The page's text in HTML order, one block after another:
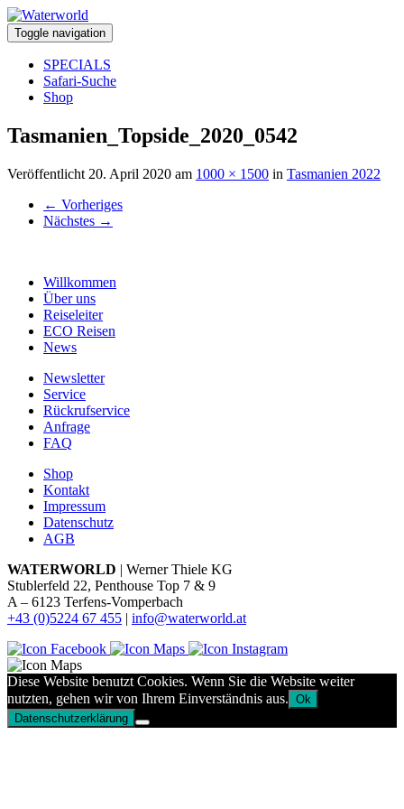
Toggle navigation
SPECIALS
Safari-Suche
Shop
Tasmanien_Topside_2020_0542
Veröffentlicht 20. April 2020 am 1000 × 1500 in Tasmanien 2022
← Vorheriges
Nächstes →
Willkommen
Über uns
Reiseleiter
ECO Reisen
News
Newsletter
Service
Rückrufservice
Anfrage
FAQ
Shop
Kontakt
Impressum
Datenschutz
AGB
WATERWORLD | Werner Thiele KG
Stublerfeld 22, Penthouse Top 7 & 9
A – 6123 Terfens-Vomperbach
+43 (0)5224 67 455 | info@waterworld.at
Diese Website benutzt Cookies. Wenn Sie die Website weiter
nutzten, gehen wir von Ihrem Einverständnis aus. Ok
Datenschutzerklärung